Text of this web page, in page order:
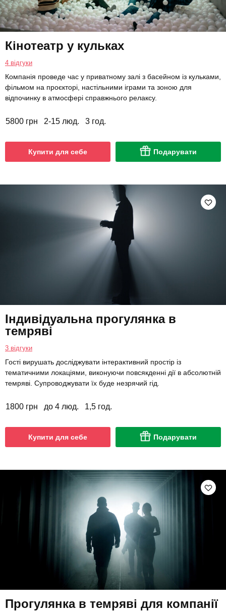
Кінотеатр у кульках
4 відгуки
Компанія проведе час у приватному залі з басейном із кульками,
фільмом на проєкторі, настільними іграми та зоною для
відпочинку в атмосфері справжнього релаксу.
5800 грн 2-15 люд. 3 год.
Купити для себе Подарувати
Індивідуальна прогулянка в
темряві
3 відгуки
Гості вирушать досліджувати інтерактивний простір із
тематичними локаціями, виконуючи повсякденні дії в абсолютній
темряві. Супроводжувати їх буде незрячий гід.
1800 грн до 4 люд. 1,5 год.
Купити для себе Подарувати
Прогулянка в темряві для компанії